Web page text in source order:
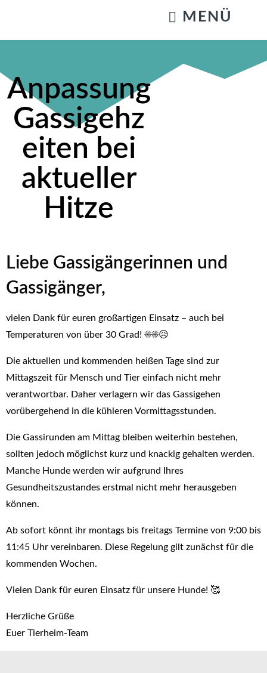
Anpassung
Gassigehz
eiten bei
aktueller
Hitze
Liebe Gassigängerinnen und
Gassigänger,
vielen Dank für euren großartigen Einsatz – auch bei
Temperaturen von über 30 Grad! ☀️☀️😥
Die aktuellen und kommenden heißen Tage sind zur
Mittagszeit für Mensch und Tier einfach nicht mehr
verantwortbar. Daher verlagern wir das Gassigehen
vorübergehend in die kühleren Vormittagsstunden.
Die Gassirunden am Mittag bleiben weiterhin bestehen,
sollten jedoch möglichst kurz und knackig gehalten werden.
Manche Hunde werden wir aufgrund Ihres
Gesundheitszustandes erstmal nicht mehr herausgeben
können.
Ab sofort könnt ihr montags bis freitags Termine von 9:00 bis
11:45 Uhr vereinbaren. Diese Regelung gilt zunächst für die
kommenden Wochen.
Vielen Dank für euren Einsatz für unsere Hunde! 🥰
Herzliche Grüße
Euer Tierheim-Team